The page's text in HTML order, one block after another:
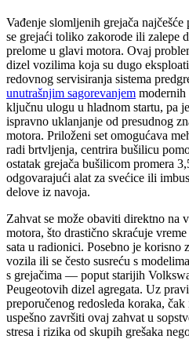
Vađenje slomljenih grejača najčešće
se grejaći toliko zakorode ili zalepe
prelome u glavi motora. Ovaj
dizel vozilima koja su dugo
redovnog servisiranja sistema
unutrašnjim sagorevanjem
ključnu ulogu u hladnom startu, pa
ispravno uklanjanje od presudnog
motora. Priloženi set omogućava
radi brtvljenja, centrira bušilicu
ostatak grejača bušilicom promera
odgovarajući alat za svećice ili
delove iz navoja.
Zahvat se može obaviti direktno na
motora, što drastično skraćuje
sata u radionici. Posebno je korisno
vozila ili se često susreću s
s grejačima — poput starijih
Peugeotovih dizel agregata. Uz
preporučenog redosleda koraka,
uspešno završiti ovaj zahvat u
stresa i rizika od skupih grešaka